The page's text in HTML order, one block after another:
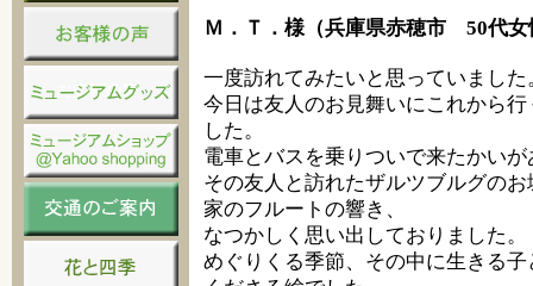
Ｍ．Ｔ．様（兵庫県赤穂市 50代女
一度訪れてみたいと思っていました
今日は友人のお見舞いにこれから
した。
電車とバスを乗りついで来たかい
その友人と訪れたザルツブルグの
家のフルートの響き、
なつかしく思い出しておりました。
めぐりくる季節、その中に生きる